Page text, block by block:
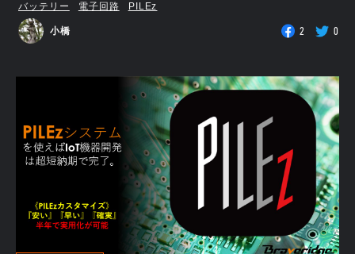
バッテリー
電子回路 PILEz
小橋 2 0